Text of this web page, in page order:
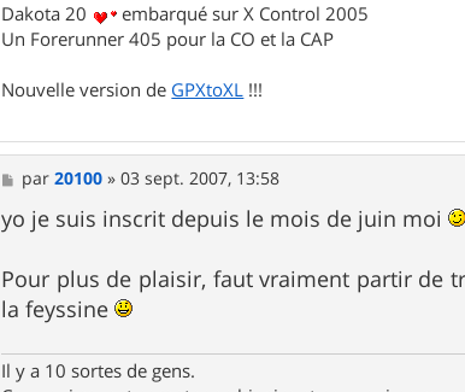
Dakota 20
embarqué sur X Control 2005
Un Forerunner 405 pour la CO et la CAP
Nouvelle version de GPXtoXL !!!
M
e
s
s
g
e
par20100 »03 sept. 2007, 13:58
yo je suis inscrit depuis le mois de juin moi
Pour plus de plaisir, faut vraiment partir de
la feyssine
Il y a 10 sortes de gens.